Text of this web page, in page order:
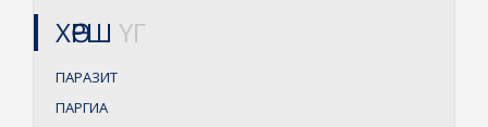
ХӨРШ ҮГ
ПАРАЗИТ
ПАРГИА